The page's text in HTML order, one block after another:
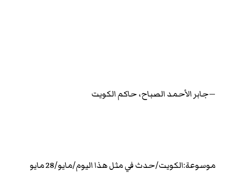
—جابر الأحمد الصباح، حاكم الكويت
موسوعة:الكويت/حدث في مثل هذا اليوم/مايو/28 مايو